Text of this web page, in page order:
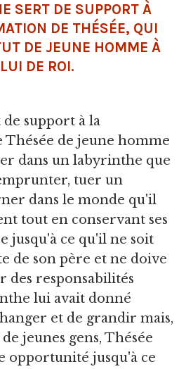
SERT DE SUPPORT À
DE THÉSÉE, QUI
DE JEUNE HOMME À
DE ROI.
support à la
de jeune homme
dans un labyrinthe que
tuer un
dans le monde qu'il
tout en conservant ses
jusqu'à ce qu'il ne soit
de son père et ne doive
des responsabilités
lui avait donné
et de grandir mais,
jeunes gens, Thésée
opportunité jusqu'à ce